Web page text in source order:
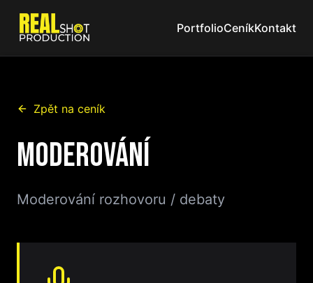
PortfolioCeníkKontakt
Zpět na ceník
Moderování
Moderování rozhovoru / debaty